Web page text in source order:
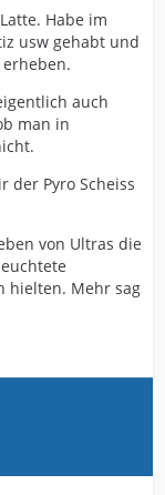
Habe im
usw gehabt und
auch
man in
der Pyro Scheiss
von Ultras die
hielten. Mehr sag